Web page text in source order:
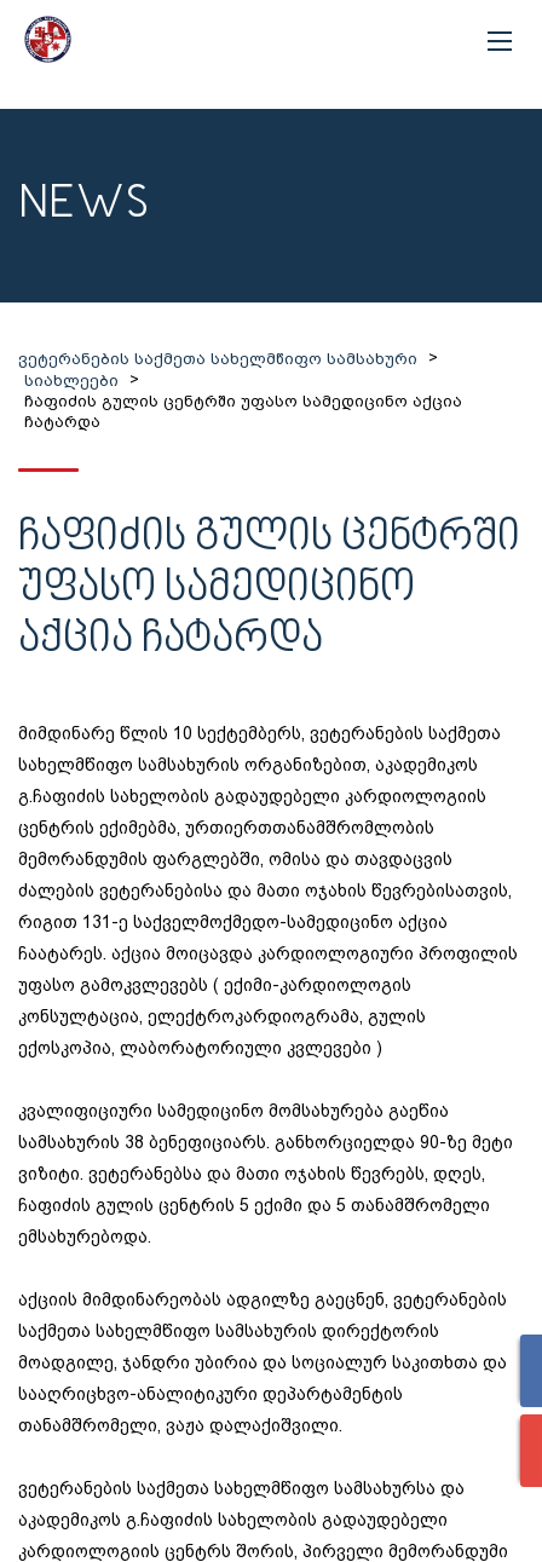
NEWS
ვეტერანების საქმეთა სახელმწიფო სამსახური
>
სიახლეები
>
ჩაფიძის გულის ცენტრში უფასო სამედიცინო აქცია
ჩატარდა
ᲩᲐᲤᲘᲫᲘᲡ ᲒᲣᲚᲘᲡ ᲪᲔᲜᲢᲠᲨᲘ
ᲣᲤᲐᲡᲝ ᲡᲐᲛᲔᲓᲘᲪᲘᲜᲝ
ᲐᲥᲪᲘᲐ ᲩᲐᲢᲐᲠᲓᲐ
მიმდინარე წლის 10 სექტემბერს, ვეტერანების საქმეთა
სახელმწიფო სამსახურის ორგანიზებით, აკადემიკოს
გ.ჩაფიძის სახელობის გადაუდებელი კარდიოლოგიის
ცენტრის ექიმებმა, ურთიერთთანამშრომლობის
მემორანდუმის ფარგლებში, ომისა და თავდაცვის
ძალების ვეტერანებისა და მათი ოჯახის წევრებისათვის,
რიგით 131-ე საქველმოქმედო-სამედიცინო აქცია
ჩაატარეს. აქცია მოიცავდა კარდიოლოგიური პროფილის
უფასო გამოკვლევებს ( ექიმი-კარდიოლოგის
კონსულტაცია, ელექტროკარდიოგრამა, გულის
ექოსკოპია, ლაბორატორიული კვლევები )
კვალიფიციური სამედიცინო მომსახურება გაეწია
სამსახურის 38 ბენეფიციარს. განხორციელდა 90-ზე მეტი
ვიზიტი. ვეტერანებსა და მათი ოჯახის წევრებს, დღეს,
ჩაფიძის გულის ცენტრის 5 ექიმი და 5 თანამშრომელი
ემსახურებოდა.
აქციის მიმდინარეობას ადგილზე გაეცნენ, ვეტერანების
საქმეთა სახელმწიფო სამსახურის დირექტორის
მოადგილე, ჯანდრი უბირია და სოციალურ საკითხთა და
სააღრიცხვო-ანალიტიკური დეპარტამენტის
თანამშრომელი, ვაჟა დალაქიშვილი.
ვეტერანების საქმეთა სახელმწიფო სამსახურსა და
აკადემიკოს გ.ჩაფიძის სახელობის გადაუდებელი
კარდიოლოგიის ცენტრს შორის, პირველი მემორანდუმი